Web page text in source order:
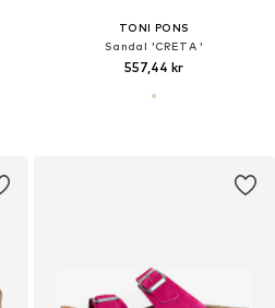
TONI PONS
Sandal 'CRETA '
557,44 kr